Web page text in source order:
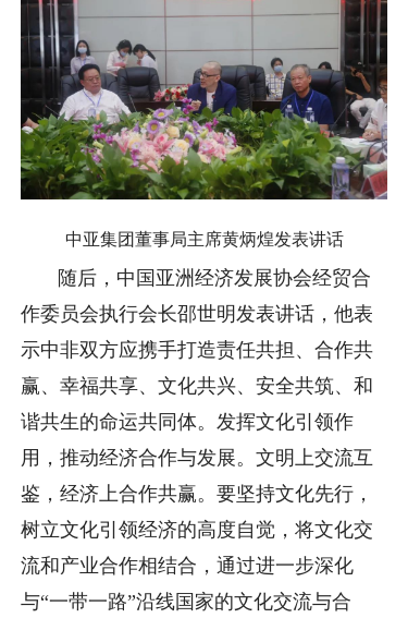
中亚集团董事局主席黄炳煌发表讲话
随后，中国亚洲经济发展协会经贸合
作委员会执行会长邵世明发表讲话，他表
示中非双方应携手打造责任共担、合作共
赢、幸福共享、文化共兴、安全共筑、和
谐共生的命运共同体。发挥文化引领作
用，推动经济合作与发展。文明上交流互
鉴，经济上合作共赢。要坚持文化先行，
树立文化引领经济的高度自觉，将文化交
流和产业合作相结合，通过进一步深化
与“一带一路”沿线国家的文化交流与合